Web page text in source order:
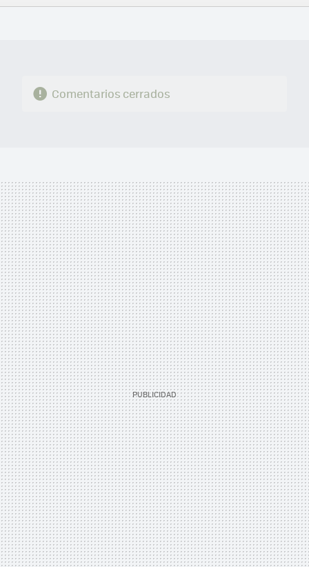
FACEBOOK
TWITTERFLIPBOARD
E-
WHATSAPP
Comentarios cerrados